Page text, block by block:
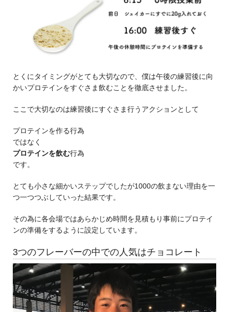
とくにタイミングがとても大切なので、僕は午後の練習後に向
かいプロテインをすぐさま飲むことを徹底させました。
ここで大切なのは練習後にすぐさま行うアクションとして
プロテインを作る行為
ではなく
プロテインを飲む行為
です。
とても小さな細かいステップでしたが1000の飲まない理由を一
つ一つつぶしていった結果です。
その為に各会場ではあらかじめ時間を見積もり事前にプロテイ
ンの準備をするように設定しています。
3つのフレーバーの中での人気はチョコレート